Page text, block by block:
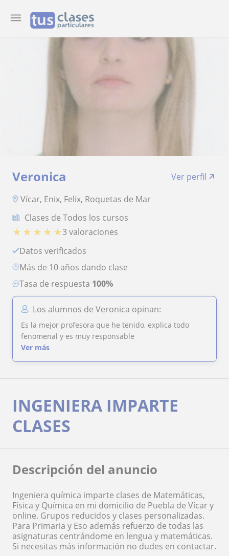
Veronica
Ver perfil
Vícar, Enix, Felix, Roquetas de Mar
Clases de Todos los cursos
★ ★ ★ ★ ★3 valoraciones
Datos verificados
más de 10 años dando clase
Tasa de respuesta 100%
Los alumnos de Veronica opinan:
Es la mejor profesora que he tenido, explica todo
fenomenal y es muy responsable
Ver más
INGENIERA IMPARTE
CLASES
Descripción del anuncio
Ingeniera química imparte clases de Matemáticas,
Física y Química en mi domicilio de Puebla de Vícar y
online. Grupos reducidos y clases personalizadas.
Para Primaria y Eso además refuerzo de todas las
asignaturas centrándome en lengua y matemáticas.
Si necesitas más información no dudes en contactar.